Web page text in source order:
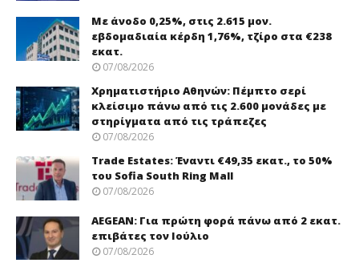
Με άνοδο 0,25%, στις 2.615 μον.
εβδομαδιαία κέρδη 1,76%, τζίρο στα €238
εκατ.
07/08/2026
Χρηματιστήριο Αθηνών: Πέμπτο σερί
κλείσιμο πάνω από τις 2.600 μονάδες με
στηρίγματα από τις τράπεζες
07/08/2026
Trade Εstates: Έναντι €49,35 εκατ., το 50%
του Sofia South Ring Mall
07/08/2026
AEGEAN: Για πρώτη φορά πάνω από 2 εκατ.
επιβάτες τον Ιούλιο
07/08/2026